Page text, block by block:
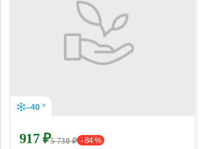
–40 °
917 ₽5 730 ₽ - 84 %